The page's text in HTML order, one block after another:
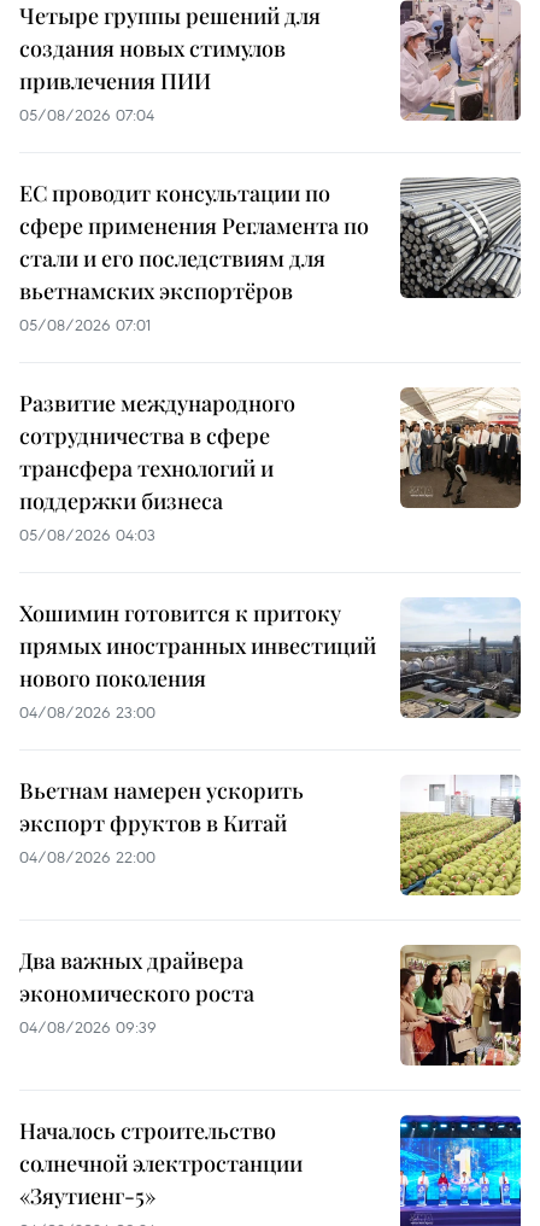
Четыре группы решений для
создания новых стимулов
привлечения ПИИ
05/08/2026 07:04
ЕС проводит консультации по
сфере применения Регламента по
стали и его последствиям для
вьетнамских экспортёров
05/08/2026 07:01
Развитие международного
сотрудничества в сфере
трансфера технологий и
поддержки бизнеса
05/08/2026 04:03
Хошимин готовится к притоку
прямых иностранных инвестиций
нового поколения
04/08/2026 23:00
Вьетнам намерен ускорить
экспорт фруктов в Китай
04/08/2026 22:00
Два важных драйвера
экономического роста
04/08/2026 09:39
Началось строительство
солнечной электростанции
«Зяутиенг-5»